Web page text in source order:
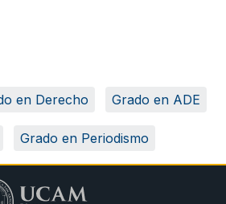
en Derecho Grado en ADE
Grado en Periodismo